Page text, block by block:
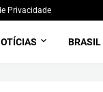
Privacidade
BRASIL